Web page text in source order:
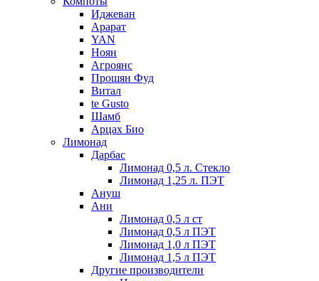
Иджеван
Арарат
YAN
Ноян
Агроянс
Прошян Фуд
Витал
te Gusto
Шамб
Арцах Био
Лимонад
Дарбас
Лимонад 0,5 л. Стекло
Лимонад 1,25 л. ПЭТ
Ануш
Ани
Лимонад 0,5 л ст
Лимонад 0,5 л ПЭТ
Лимонад 1,0 л ПЭТ
Лимонад 1,5 л ПЭТ
Другие производители